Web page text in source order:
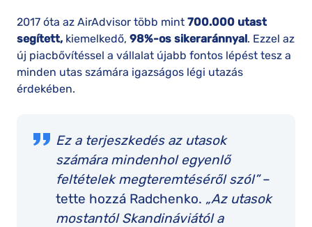
2017 óta az AirAdvisor több mint 700.000 utast
segített, kiemelkedő, 98%-os sikeraránnyal. Ezzel az
új piacbővítéssel a vállalat újabb fontos lépést tesz a
minden utas számára igazságos légi utazás
érdekében.
Ez a terjeszkedés az utasok
számára mindenhol egyenlő
feltételek megteremtéséről szól”–
tette hozzá Radchenko. „Az utasok
mostantól Skandináviától a